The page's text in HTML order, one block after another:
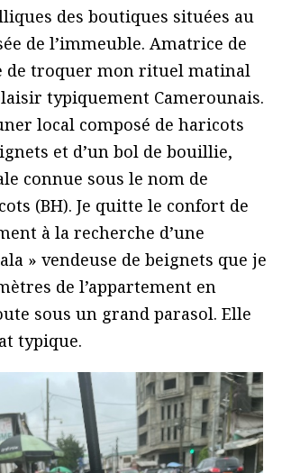
des boutiques situées au
de l’immeuble. Amatrice de
de troquer mon rituel matinal
typiquement Camerounais.
local composé de haricots
et d’un bol de bouillie,
connue sous le nom de
(BH). Je quitte le confort de
à la recherche d’une
» vendeuse de beignets que je
de l’appartement en
sous un grand parasol. Elle
typique.